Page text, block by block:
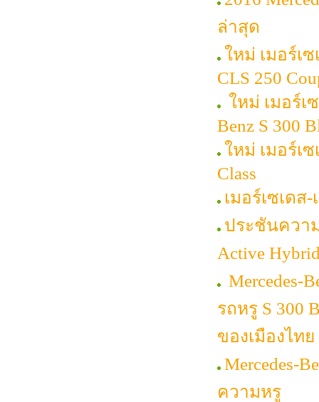
ล่าสุด
ใหม่ เมอร์เซ
CLS 250
ใหม่ เมอร์เ
Benz S 300
ใหม่ เมอร์เ
Class
เมอร์เซเด
ประชันควา
Active
Mercedes-
รถหรู S 300
ของเมืองไทย
Mercedes-
ความหรู